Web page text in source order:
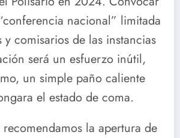
nacional” limitada
y comisarios de las instancias
será un esfuerzo inútil,
un simple paño caliente
el estado de coma.
recomendamos la apertura de